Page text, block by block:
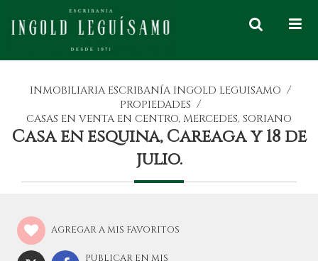
INMOBILIARIA ESCRIBANÍA INGOLD LEGUISAMO /
PROPIEDADES /
CASAS EN VENTA EN CENTRO, MERCEDES, SORIANO
Casa en esquina, Careaga y 18 de
julio.
AGREGAR A MIS FAVORITOS
PUBLICAR EN MIS